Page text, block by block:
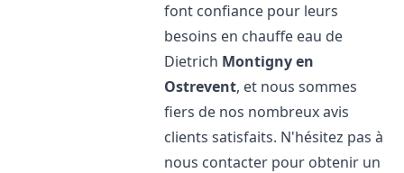
font confiance pour leurs
besoins en chauffe eau de
Dietrich Montigny en
Ostrevent, et nous sommes
fiers de nos nombreux avis
clients satisfaits. N'hésitez pas à
nous contacter pour obtenir un